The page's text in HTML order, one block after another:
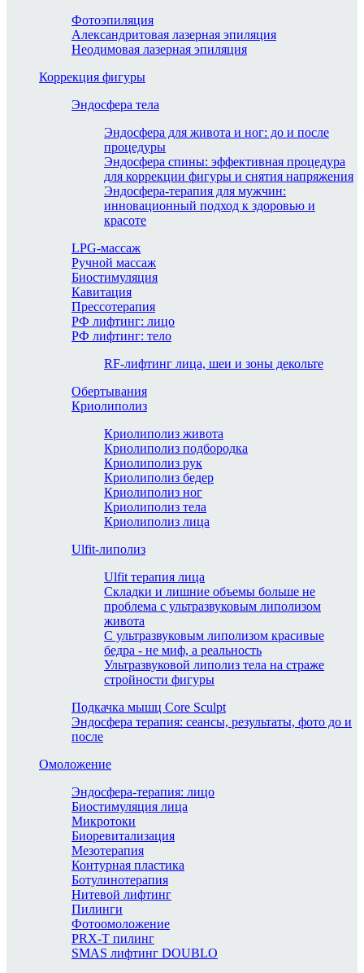
Фотоэпиляция
Александритовая лазерная эпиляция
Неодимовая лазерная эпиляция
Коррекция фигуры
Эндосфера тела
Эндосфера для живота и ног: до и после
процедуры
Эндосфера спины: эффективная процедура
для коррекции фигуры и снятия напряжения
Эндосфера-терапия для мужчин:
инновационный подход к здоровью и
красоте
LPG-массаж
Ручной массаж
Биостимуляция
Кавитация
Прессотерапия
РФ лифтинг: лицо
РФ лифтинг: тело
RF-лифтинг лица, шеи и зоны декольте
Обертывания
Криолиполиз
Криолиполиз живота
Криолиполиз подбородка
Криолиполиз рук
Криолиполиз бедер
Криолиполиз ног
Криолиполиз тела
Криолиполиз лица
Ulfit-липолиз
Ulfit терапия лица
Складки и лишние объемы больше не
проблема с ультразвуковым липолизом
живота
С ультразвуковым липолизом красивые
бедра - не миф, а реальность
Ультразвуковой липолиз тела на страже
стройности фигуры
Подкачка мышц Core Sculpt
Эндосфера терапия: сеансы, результаты, фото до и
после
Омоложение
Эндосфера-терапия: лицо
Биостимуляция лица
Микротоки
Биоревитализация
Мезотерапия
Контурная пластика
Ботулинотерапия
Нитевой лифтинг
Пилинги
Фотоомоложение
PRX-T пилинг
SMAS лифтинг DOUBLO